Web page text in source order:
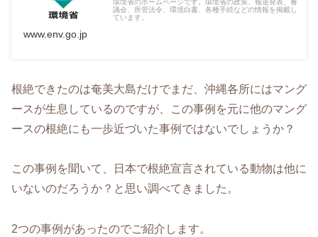
環境省のホームページです。環境省の政策、報道発表、審
議会、所管法令、環境白書、各種手続などの情報を掲載し
ています。
www.env.go.jp
根絶できたのは奄美大島だけでまだ、沖縄各所にはマング
ースが生息しているのですが、この事例を元に他のマング
ースの根絶にも一歩近づいた事例ではないでしょうか？
この事例を聞いて、日本で根絶宣言されている動物は他に
いないのだろうか？と思い調べてきました。
2つの事例があったのでご紹介します。